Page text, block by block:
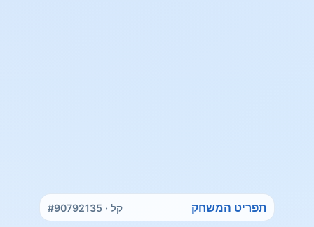
Easy levelתפריט המשחק קל · #90792135